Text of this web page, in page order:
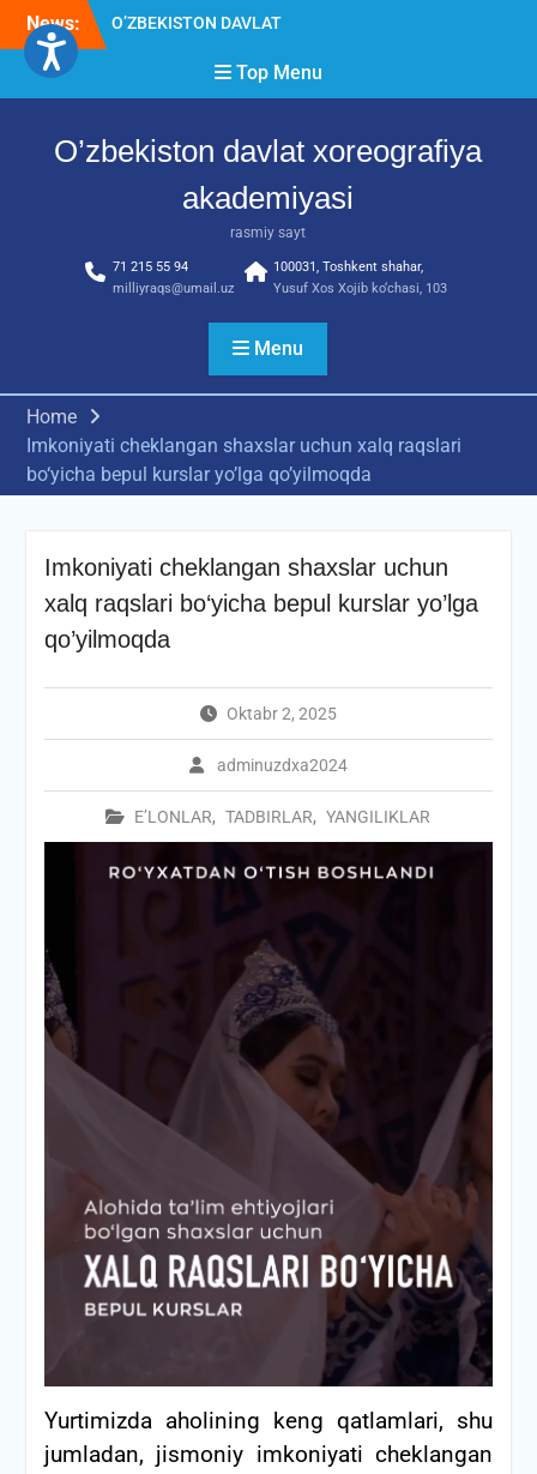
Skip
content
News:
O’ZBEKISTON DAVLAT
AKADEMIYASIDA
о‘tkazilgan kasbiy (ijodiy)
Diqqat e’lon!
imtihon jarayonlari
Top Menu
O’zbekiston davlat xoreografiya
akademiyasi
rasmiy sayt
71 215 55 94
milliyraqs@umail.uz
100031, Toshkent shahar,
Yusuf Xos Xojib ko‘chasi, 103
Menu
Home
Imkoniyati cheklangan shaxslar uchun xalq raqslari
bo‘yicha bepul kurslar yo’lga qo’yilmoqda
Imkoniyati cheklangan shaxslar uchun
xalq raqslari bo‘yicha bepul kurslar yo’lga
qo’yilmoqda
Oktabr 2, 2025
adminuzdxa2024
E’LONLAR, TADBIRLAR, YANGILIKLAR
Yurtimizda aholining keng qatlamlari, shu
jumladan, jismoniy imkoniyati cheklangan